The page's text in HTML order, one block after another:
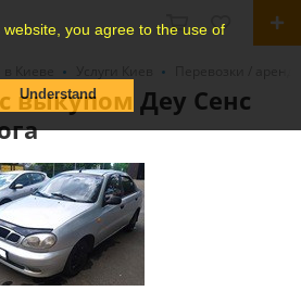
you agree to the use of
Understand
выкупом Деу Сенс